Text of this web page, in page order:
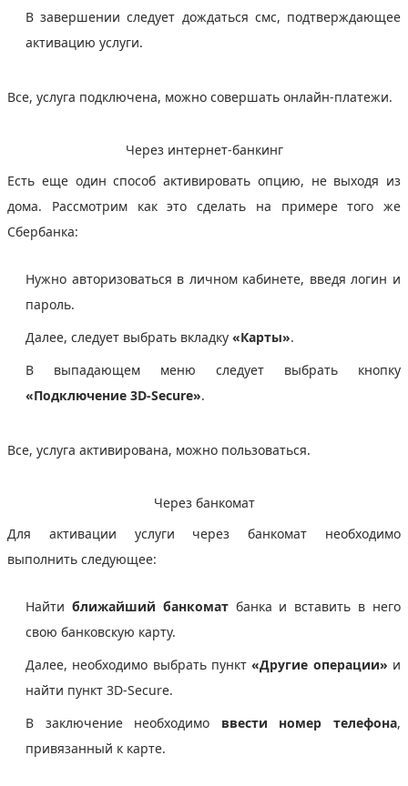
В завершении следует дождаться смс, подтверждающее
активацию услуги.
Все, услуга подключена, можно совершать онлайн-платежи.
Через интернет-банкинг
Есть еще один способ активировать опцию, не выходя из
дома. Рассмотрим как это сделать на примере того же
Сбербанка:
Нужно авторизоваться в личном кабинете, введя логин и
пароль.
Далее, следует выбрать вкладку «Карты».
В выпадающем меню следует выбрать кнопку
«Подключение 3D-Secure».
Все, услуга активирована, можно пользоваться.
Через банкомат
Для активации услуги через банкомат необходимо
выполнить следующее:
Найти ближайший банкоматбанка и вставить в него
свою банковскую карту.
Далее, необходимо выбрать пункт«Другие операции» и
найти пункт 3D-Secure.
В заключение необходимо ввести номер телефона,
привязанный к карте.